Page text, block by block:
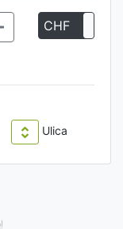
CHF
Ulica